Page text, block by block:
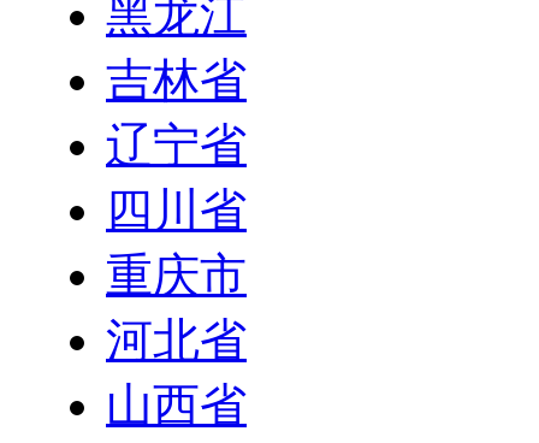
黑龙江
吉林省
辽宁省
四川省
重庆市
河北省
山西省